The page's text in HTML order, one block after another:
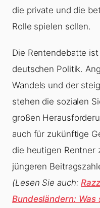
die private und die
Rolle spielen sollen.
Die Rentendebatte
deutschen Politik.
Wandels und der
stehen die sozialen
großen
auch für zukünftige
die heutigen Rentner
jüngeren
(Lesen Sie auch:
Bundesländern: